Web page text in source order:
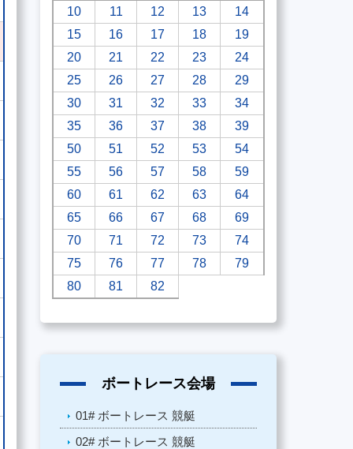
10 11 12 13
14
15
16 17 18
19
20
21 22 23
24
25
26 27 28
29
30
31 32 33
34
35
36 37 38
39
50
51 52 53
54
55
56 57 58
59
60
61 62 63
64
65
66 67 68
69
70
71 72 73
74
75
76 77 78
79
80
81 82
ボートレース会場
01# ボートレース 競艇
02# ボートレース 競艇